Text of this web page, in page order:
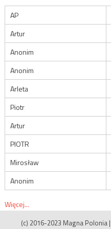
AP
Artur
Anonim
Anonim
Arleta
Piotr
Artur
PIOTR
Mirosław
Anonim
Więcej...
(c) 2016-2023 Magna Polonia |